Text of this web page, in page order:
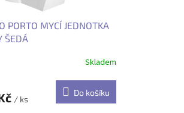
PORTO MYCÍ JEDNOTKA
ŠEDÁ
Skladem
/ ks
Do košíku